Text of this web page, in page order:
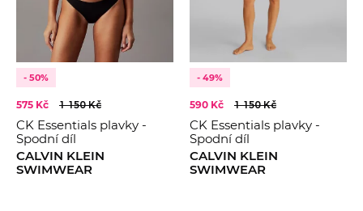
- 50%
575 Kč 1 150 Kč
CK Essentials plavky -
Spodní díl
CALVIN KLEIN
SWIMWEAR
- 49%
590 Kč 1 150 Kč
CK Essentials plavky -
Spodní díl
CALVIN KLEIN
SWIMWEAR